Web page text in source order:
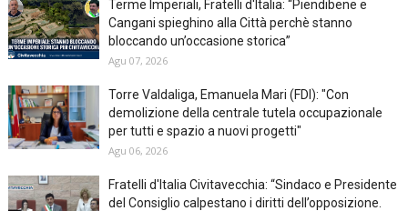
Terme Imperiali, Fratelli d'Italia: “Piendibene e
Cangani spieghino alla Città perchè stanno
bloccando un’occasione storica”
Agu 07, 2026
Torre Valdaliga, Emanuela Mari (FDI): "Con
demolizione della centrale tutela occupazionale
per tutti e spazio a nuovi progetti"
Agu 06, 2026
Fratelli d'Italia Civitavecchia: “Sindaco e Presidente
del Consiglio calpestano i diritti dell’opposizione.